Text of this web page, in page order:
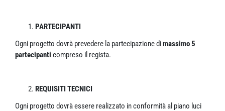
PARTECIPANTI
Ogni progetto dovrà prevedere la partecipazione dimassimo 5
partecipanti compreso il regista.
REQUISITI TECNICI
Ogni progetto dovrà essere realizzato in conformità al piano luci